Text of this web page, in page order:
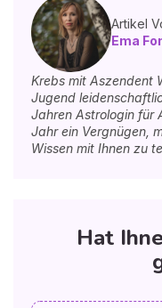
Artikel
Ema
Krebs mit Aszendent
Jugend
Jahren Astrologin für
Jahr ein Vergnügen,
Wissen mit Ihnen zu
Hat